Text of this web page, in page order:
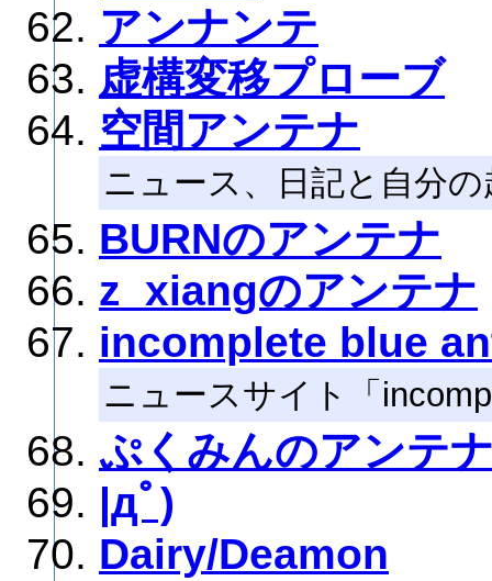
アンナンテ
虚構変移プローブ
空間アンテナ
ニュース、日記と自分
BURNのアンテナ
z_xiangのアンテナ
incomplete blue
ニュースサイト「
ぷくみんのアンテ
|дﾟ)
Dairy/Deamon